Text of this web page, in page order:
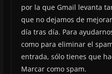
por la que Gmail levanta
que no dejamos de
día tras día. Para
como para eliminar el
entrada, sólo tienes que
Marcar como spam.